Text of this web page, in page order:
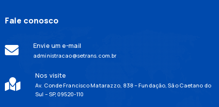
Fale conosco
Envie um e-mail
administracao@setrans.com.br
Nos visite
Av. Conde Francisco Matarazzo, 838 – Fundação, São Caetano do
Sul – SP, 09520-110